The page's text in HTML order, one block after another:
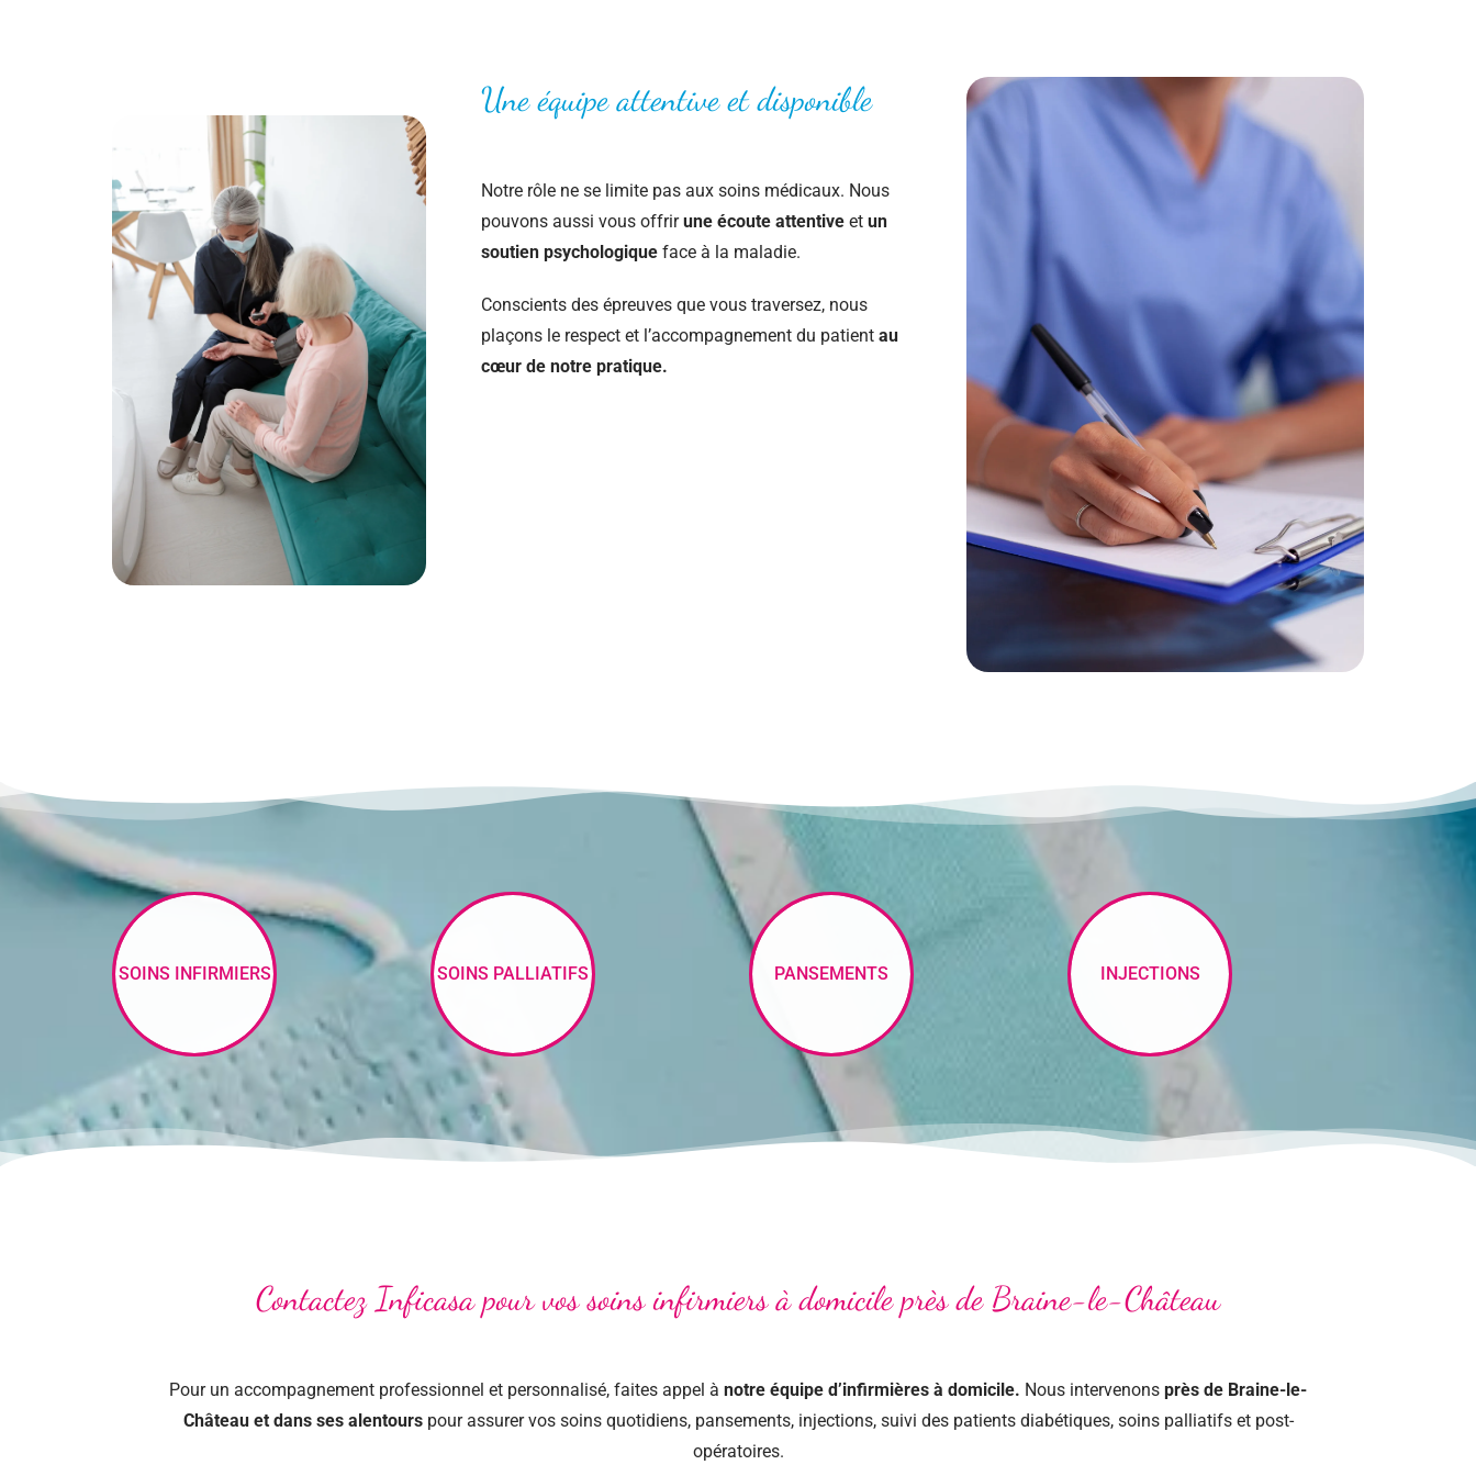
Une équipe attentive et disponible
Notre rôle ne se limite pas aux soins médicaux. Nous
pouvons aussi vous offrirune écoute attentiveet un
soutien psychologiqueface à la maladie.
Conscients des épreuves que vous traversez, nous
plaçons le respect et l’accompagnement du patient au
cœur de notre pratique.
SOINS INFIRMIERS SOINS PALLIATIFS PANSEMENTS INJECTIONS
Contactez Inficasa pour vos soins infirmiers à domicile près de Braine-le-Château
Pour un accompagnement professionnel et personnalisé, faites appel à notre équipe d’infirmières à domicile. Nous intervenons près de Braine-le-
Château et dans ses alentours pour assurer vos soins quotidiens, pansements, injections, suivi des patients diabétiques, soins palliatifs et post-
opératoires.